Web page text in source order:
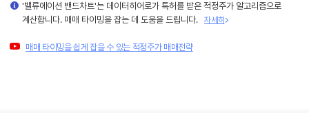
'밸류에이션 밴드차트'는 데이터히어로가 특허를 받은 적정주가 알고리즘으로
계산합니다. 매매 타이밍을 잡는 데 도움을 드립니다.
자세히
매매 타이밍을 쉽게 잡을 수 있는 적정주가 매매전략